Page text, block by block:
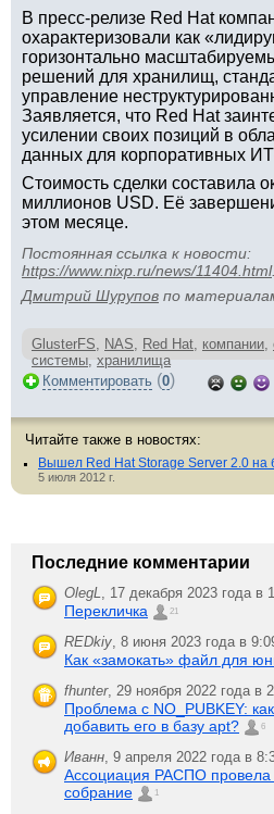
В пресс-релизе Red Hat
охарактеризовали как
горизонтально
решений для хранилищ,
управление
Заявляется, что Red Hat
усилении своих позиций в
данных для корпоративных
Стоимость сделки составила
миллионов USD. Её
этом месяце.
Постоянная ссылка к новости:
https://www.nixp.ru/news/11404.html.
Дмитрий Шурупов по
GlusterFS, NAS, Red Hat, компании,
системы, хранилища
Комментировать (0)
Читайте также в новостях:
Вышел Red Hat Storage Server 2.0 на
5 июля 2012 г.
Последние комментарии
OlegL, 17 декабря 2023 года в
Перекличка 21
REDkiy, 8 июня 2023 года в
Как «замокать» файл для
fhunter, 29 ноября 2022 года в
Проблема с NO_PUBKEY:
добавить его в базу apt?
6
Иванн, 9 апреля 2022 года в
Ассоциация РАСПО провела
собрание
1